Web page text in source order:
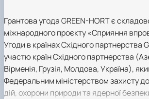
садівництва 🌳 |
Грантова угода GREEN-HORT є
міжнародного проєкту «Сприяння
Угоди в країнах Східного партнерства
участю країн Східного партнерства
Вірменія, Грузія, Молдова, Україна),
Федеральним міністерством захисту
дій, охорони природи та ядерної